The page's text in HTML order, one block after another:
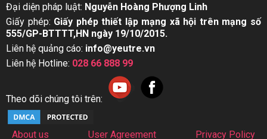
Đại diện pháp luật: Nguyễn Hoàng Phượng Linh
Giấy phép: Giấy phép thiết lập mạng xã hội trên mạng số
555/GP-BTTTT,HN ngày 19/10/2015.
Liên hệ quảng cáo: info@yeutre.vn
Liên hệ Hotline: 028 66 888 99
Theo dõi chúng tôi trên:
About us User Agreement Privacy Policy